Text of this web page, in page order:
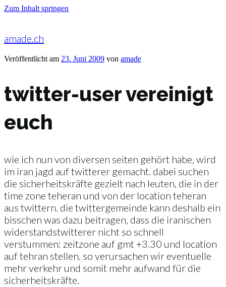
Zum Inhalt springen
amade.ch
Veröffentlicht am 23. Juni 2009 von amade
twitter-user vereinigt
euch
wie ich nun von diversen seiten gehört habe, wird
im iran jagd auf twitterer gemacht. dabei suchen
die sicherheitskräfte gezielt nach leuten, die in der
time zone teheran und von der location teheran
aus twittern. die twittergemeinde kann deshalb ein
bisschen was dazu beitragen, dass die iranischen
widerstandstwitterer nicht so schnell
verstummen: zeitzone auf gmt +3.30 und location
auf tehran stellen. so verursachen wir eventuelle
mehr verkehr und somit mehr aufwand für die
sicherheitskräfte.